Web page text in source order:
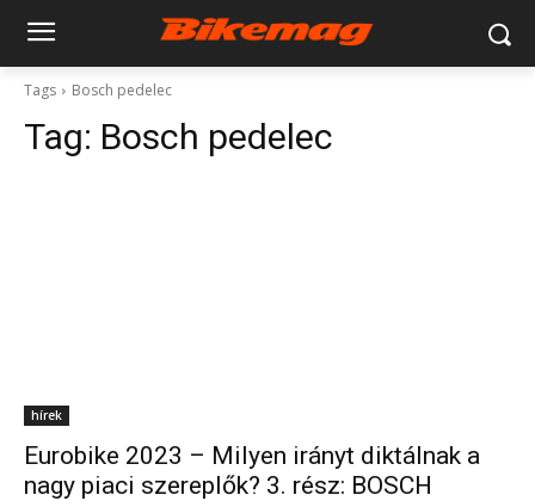
Tags Bosch pedelec
Tag: Bosch pedelec
hírek
Eurobike 2023 – Milyen irányt diktálnak a
nagy piaci szereplők? 3. rész: BOSCH